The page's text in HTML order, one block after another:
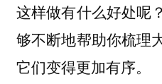
这样做有什么好处呢
够不断地帮助你梳理
它们变得更加有序。